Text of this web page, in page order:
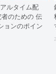
ルタイム配
のための 伝
ョンのポイン